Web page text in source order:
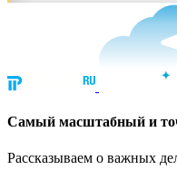
Cамый масштабный и
Рассказываем о важных